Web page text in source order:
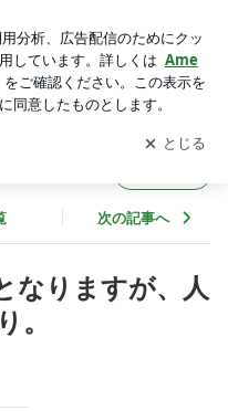
新通知
を受け取りまし
開く
次の記事へ
なりますが、人
。